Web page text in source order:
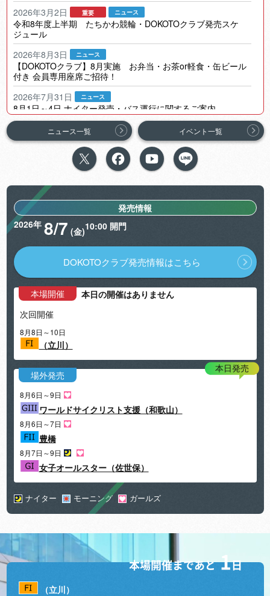
2026年3月2日
令和8年度上半期 たちかわ競輪・DOKOTOクラブ発売スケ
ジュール
2026年8月3日
【DOKOTOクラブ】8月実施 お弁当・お茶or軽食・缶ビール
付き 会員専用座席ご招待！
2026年7月31日
8月1日～4日 ナイター発売・バス運行に関するご案内
2026年7月29日
第3回前節立川市営 競輪ワールドシリーズ・デイリースポーツ
杯・スピードチャンネル・スカパー杯（FI）S級決勝 ラブレイ
セン選手優勝！
第3回前節立川市営 競輪ワールドシリーズ・デイリースポーツ
杯・スピードチャンネル・スカパー杯（FI）L級ガールズ決勝
佐藤水菜選手優勝！
2026年7月29日
第3回前節立川市営 競輪ワールドシリーズ・デイリースポーツ
杯・スピードチャンネル・スカパー杯（FI）A級決勝 山本勝利
選手優勝！
2026年7月23日
7月25日～7月29日 最終発売・バス運行に関するご案内
2026年7月9日
競輪ワールドシリーズ・デイリースポーツ杯(FI) イベント情報
2026年7月8日
7月10日～7月12日 最終発売・バス運行に関するご案内
2026年7月6日
ワールドサマーフェスタを開催します！
2026年6月25日
オールスター競輪・女子オールスター競輪ファン投票 最終投
票結果の発表！
ニュース一覧 イベント一覧
発売情報
2026年 8/7 (金)10:00 開門
DOKOTOクラブ発売情報はこちら
本場開催
本日の開催はありません
次回開催
8月8日～10日
（立川）
場外発売
本日発売
8月6日～9日
ワールドサイクリスト支援（和歌山）
8月6日～7日
豊橋
8月7日～9日
女子オールスター（佐世保）
ナイター モーニング ガールズ
本場開催まであと1日
（立川）